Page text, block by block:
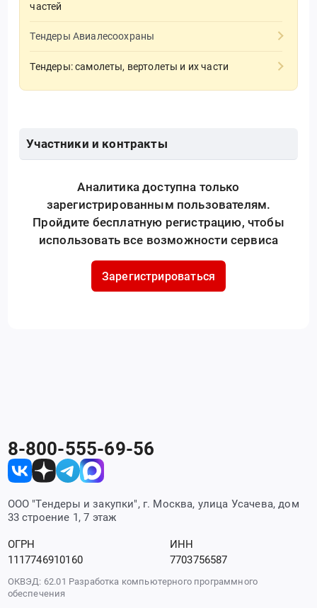
частей
Тендеры Авиалесоохраны
Тендеры: самолеты, вертолеты и их части
Участники и контракты
Аналитика доступна только
зарегистрированным пользователям.
Пройдите бесплатную регистрацию, чтобы
использовать все возможности сервиса
Зарегистрироваться
8-800-555-69-56
ООО "Тендеры и закупки", г. Москва, улица Усачева, дом
33 строение 1, 7 этаж
ОГРН
1117746910160
ИНН
7703756587
ОКВЭД: 62.01 Разработка компьютерного программного
обеспечения